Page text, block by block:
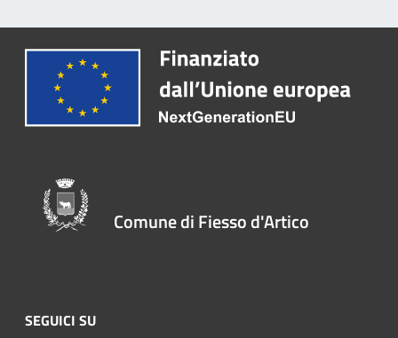
Comune di Fiesso d'Artico
SEGUICI SU